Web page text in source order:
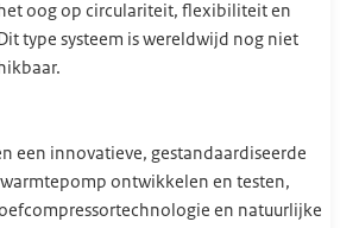
oog op circulariteit, flexibiliteit en
type systeem is wereldwijd nog niet
een innovatieve, gestandaardiseerde
ontwikkelen en testen,
en natuurlijke